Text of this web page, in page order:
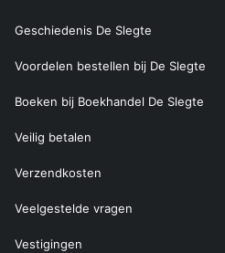
Geschiedenis De Slegte
Voordelen bestellen bij De Slegte
Boeken bij Boekhandel De Slegte
Veilig betalen
Verzendkosten
Veelgestelde vragen
Vestigingen